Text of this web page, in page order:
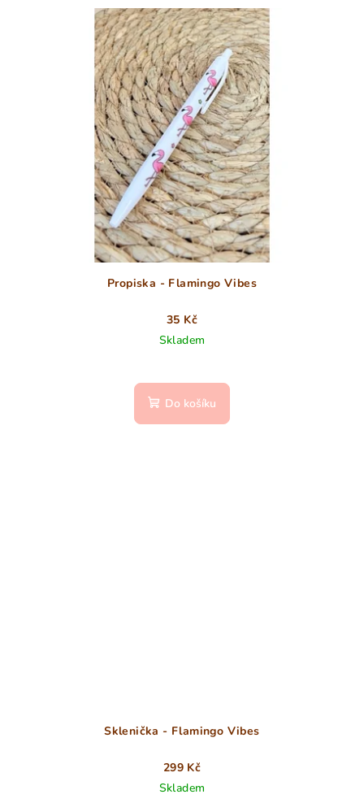
Propiska - Flamingo Vibes
35 Kč
Skladem
Do košíku
Sklenička - Flamingo Vibes
299 Kč
Skladem